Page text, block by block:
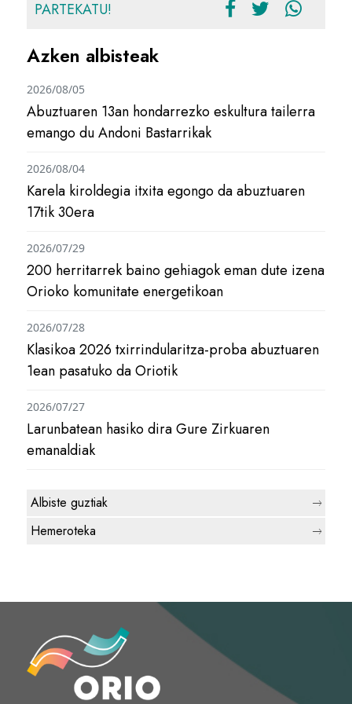
PARTEKATU!
Azken albisteak
Abuztuaren 13an hondarrezko eskultura tailerra
emango du Andoni Bastarrikak
2026/08/05
Karela kiroldegia itxita egongo da abuztuaren
17tik 30era
2026/08/04
200 herritarrek baino gehiagok eman dute izena
Orioko komunitate energetikoan
2026/07/29
Klasikoa 2026 txirrindularitza-proba abuztuaren
1ean pasatuko da Oriotik
2026/07/28
Larunbatean hasiko dira Gure Zirkuaren
emanaldiak
2026/07/27
Albiste guztiak
Hemeroteka